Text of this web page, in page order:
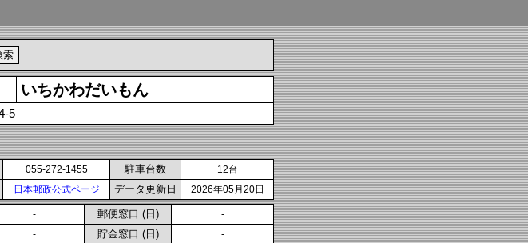
いちかわだいもん
5
055-272-1455 駐車台数 12台
日本郵政公式ページ データ更新日 2026年05月20日
- 郵便窓口 (日) -
- 貯金窓口 (日) -